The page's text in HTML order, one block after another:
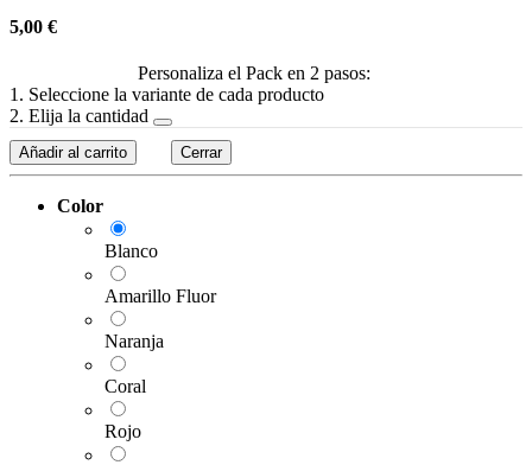
5,00 €
Personaliza el Pack en 2 pasos:
1. Seleccione la variante de cada producto
2. Elija la cantidad
Añadir al carrito Cerrar
Color
Blanco
Amarillo Fluor
Naranja
Coral
Rojo